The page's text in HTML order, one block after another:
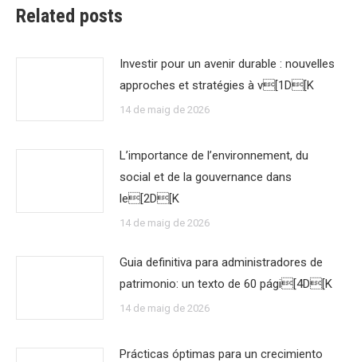
Related posts
Investir pour un avenir durable : nouvelles
approches et stratégies à v[1D[K
14 de maig de 2026
L’importance de l’environnement, du
social et de la gouvernance dans
le[2D[K
14 de maig de 2026
Guia definitiva para administradores de
patrimonio: un texto de 60 pági[4D[K
14 de maig de 2026
Prácticas óptimas para un crecimiento